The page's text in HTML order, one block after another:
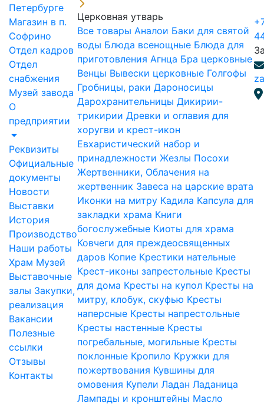
Петербурге
Магазин в п.
Софрино
Отдел кадров
Отдел
снабжения
Музей завода
О
предприятии
Реквизиты
Официальные
документы
Новости
Выставки
История
Производство
Наши работы
Храм Музей
Выставочные
залы Закупки,
реализация
Вакансии
Полезные
ссылки
Отзывы
Контакты
Церковная утварь
Все товары Аналои Баки для святой
воды Блюда всенощные Блюда для
приготовления Агнца Бра церковные
Венцы Вывески церковные Голгофы
Гробницы, раки Дароносицы
Дарохранительницы Дикирии-
трикирии Древки и оглавия для
хоругви и крест-икон
Евхаристический набор и
принадлежности Жезлы Посохи
Жертвенники, Облачения на
жертвенник Завеса на царские врата
Иконки на митру Кадила Капсула для
закладки храма Книги
богослужебные Киоты для храма
Ковчеги для преждеосвященных
даров Копие Крестики нательные
Крест-иконы запрестольные Кресты
для дома Кресты на купол Кресты на
митру, клобук, скуфью Кресты
наперсные Кресты напрестольные
Кресты настенные Кресты
погребальные, могильные Кресты
поклонные Кропило Кружки для
пожертвования Кувшины для
омовения Купели Ладан Ладаница
Лампады и кронштейны Масло